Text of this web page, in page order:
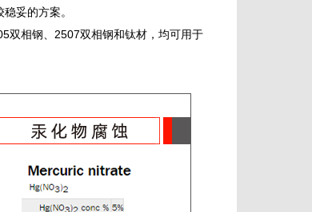
稳妥的方案。
双相钢、2507双相钢和钛材，均可用于